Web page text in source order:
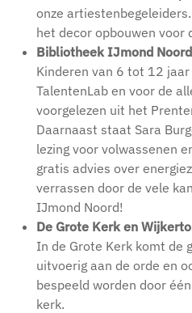
onze
het decor opbouwen voor
Bibliotheek IJmond Noord
Kinderen van 6 tot 12
TalentenLab en voor de
voorgelezen uit het
Daarnaast staat Sara
lezing voor volwassenen
gratis advies over
verrassen door de vele
IJmond Noord!
De Grote Kerk en
In de Grote Kerk komt de
uitvoerig aan de orde en
bespeeld worden door
kerk.